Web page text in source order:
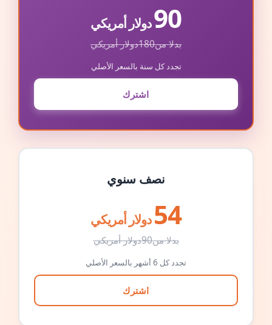
90دولار أمريكي
بدلا من180دولار أمريكي
تجدد كل سنة بالسعر الأصلي
اشترك
نصف سنوي
54 دولار أمريكي
بدلا من90دولار أمريكي
تجدد كل 6 أشهر بالسعر الأصلي
اشترك